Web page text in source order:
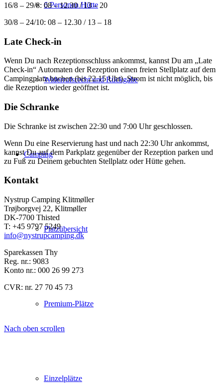
6 Personen Hütte
Widerrufsrecht und Rückgabe
Camping
Platzübersicht
Premium-Plätze
Einzelplätze
16/8 – 29/8: 08 – 12.30 / 13 – 20
30/8 – 24/10: 08 – 12.30 / 13 – 18
Late Check-in
Wenn Du nach Rezeptionsschluss ankommst, kannst Du am „Late
Check-in“ Automaten der Rezeption einen freien Stellplatz auf dem
Campingplatz buchen (bis 22.15 Uhr). Strom ist nicht möglich, bis
die Rezeption wieder geöffnet ist.
Die Schranke
Die Schranke ist zwischen 22:30 und 7:00 Uhr geschlossen.
Wenn Du eine Reservierung hast und nach 22:30 Uhr ankommst,
kannst Du auf dem Parkplatz gegenüber der Rezeption parken und
zu Fuß zu Deinem gebuchten Stellplatz oder Hütte gehen.
Kontakt
Nystrup Camping Klitmøller
Trøjborgvej 22, Klitmøller
DK-7700 Thisted
T: +45 9797 5249
info@nystrupcamping.dk
Sparekassen Thy
Reg. nr.: 9083
Konto nr.: 000 26 99 273
CVR: nr. 27 70 45 73
Nach oben scrollen